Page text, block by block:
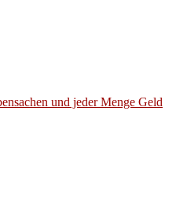
und jeder Menge Geld